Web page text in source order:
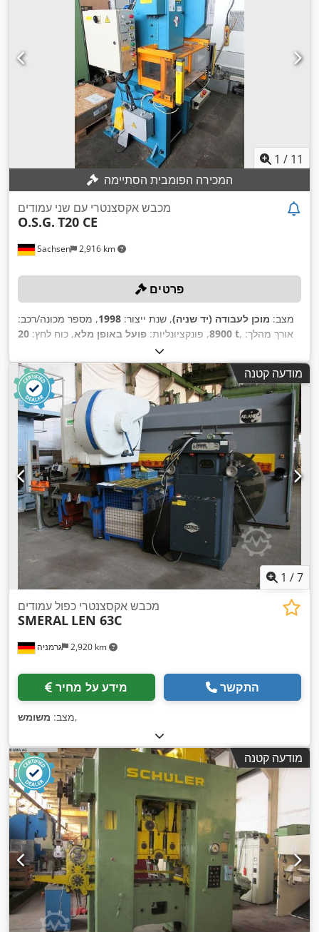
1 / 11
המכירה הפומבית הסתיימה
Sachsen 2,916 km
מכבש אקסצנטרי עם שני עמודים
O.S.G. T20 CE
פרטים
מצב: מוכן לעבודה (יד שניה), שנת ייצור: 1998, מספר מכונה/רכב:
8900, פונקציונליות: פועל באופן מלא, כוח לחץ: 20 t , אורך מהלך:
, כוונון בוכנה הידראולית:
קצב מהלכים (מקסימום):155 סל"ד ,
מודעה קטנה
1 /7
גרמניה 2,920 km
מכבש אקסצנטרי כפול עמודים
SMERAL LEN 63C
מידע על מחיר התקשר
מצב: משומש ,
מודעה קטנה